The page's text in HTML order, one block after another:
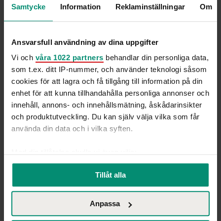
Samtycke Information Reklaminställningar Om
Ansvarsfull användning av dina uppgifter
Vi och våra 1022 partners behandlar din personliga data,
som t.ex. ditt IP-nummer, och använder teknologi såsom
cookies för att lagra och få tillgång till information på din
enhet för att kunna tillhandahålla personliga annonser och
innehåll, annons- och innehållsmätning, åskådarinsikter
och produktutveckling. Du kan själv välja vilka som får
använda din data och i vilka syften.
Samla in information om din geografiska plats
som kan ha en noggrannhet på upp till flera meter
Identifiera din enhet genom att aktivt skanna den
för specifika kännetecken (fingeravtryck)
Ta reda på mer om hur dina personliga uppgifter
Tillåt alla
Anpassa
på Hammer & Hanborg